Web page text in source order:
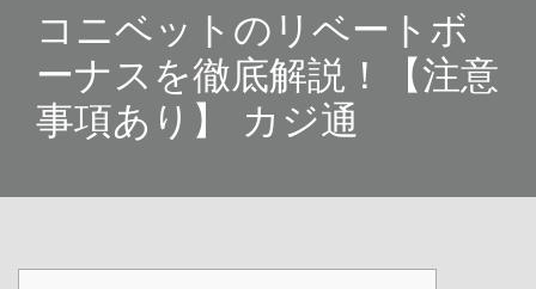
コニベットのリベートボ
ーナスを徹底解説！【注意
事項あり】 カジ通